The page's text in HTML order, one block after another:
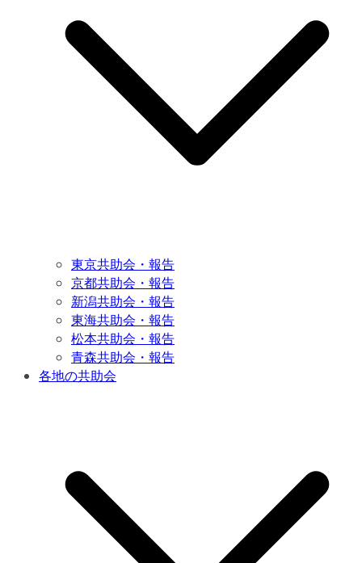
東京共助会・報告
京都共助会・報告
新潟共助会・報告
東海共助会・報告
松本共助会・報告
青森共助会・報告
各地の共助会